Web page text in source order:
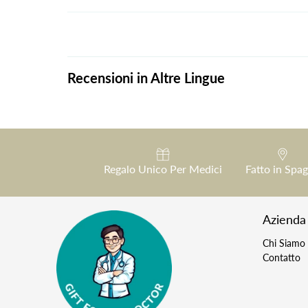
Recensioni in Altre Lingue
Regalo Unico Per Medici Fatto in
Azienda
Chi Siamo
Contatto